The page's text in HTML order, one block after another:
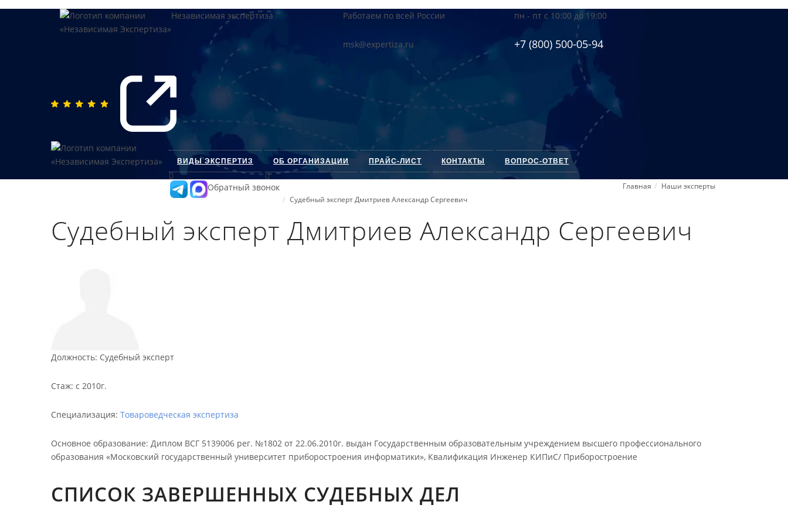
Независимая экспертиза Работаем по всей России
msk@expertiza.ru
пн - пт с 10:00 до 19:00
+7 (800) 500-05-94
ВИДЫ ЭКСПЕРТИЗ ОБ ОРГАНИЗАЦИИ ПРАЙС-ЛИСТ КОНТАКТЫ ВОПРОС-ОТВЕТ
Обратный звонок Главная
Наши эксперты
Судебный эксперт Дмитриев Александр Сергеевич
Судебный эксперт Дмитриев Александр Сергеевич
Должность: Судебный эксперт
Стаж: с 2010г.
Специализация: Товароведческая экспертиза
Основное образование: Диплом ВСГ 5139006 рег. №1802 от 22.06.2010г. выдан Государственным образовательным учреждением высшего профессионального
образования «Московский государственный университет приборостроения информатики», Квалификация Инженер КИПиС/ Приборостроение
СПИСОК ЗАВЕРШЕННЫХ СУДЕБНЫХ ДЕЛ